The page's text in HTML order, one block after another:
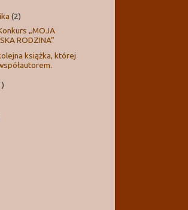
(2)
„MOJA
RODZINA”
książka, której